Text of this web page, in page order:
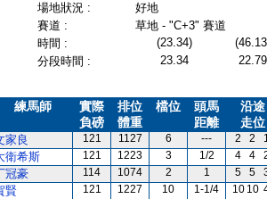
場地狀況 :
好地
賽道 :
草地 - "C+3" 賽道
時間 : (23.34)
分段時間 :
23.34 22.79
練馬師
實際
負磅
排位
體重
檔位
頭馬
距離
沿途
走位
家良 121 1127 6 --- 2 2
衛希斯 121 1223 3 1/2 4 4
冠豪 114 1074 2 1 5 5
賢 121 1227 10 1-1/4 10 10